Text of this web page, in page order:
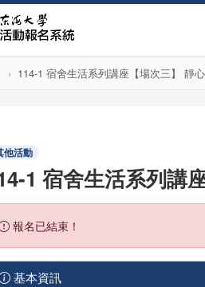
114-1 宿舍生活系列講座【場次三】 靜
他活動
1 宿舍生活系列講
報名已結束！
基本資訊